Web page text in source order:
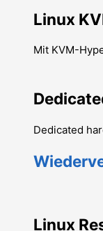
Linux
Mit KVM-
Dedicated
Linux